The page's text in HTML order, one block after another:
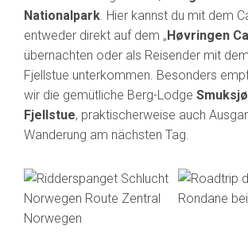
Nationalpark. Hier kannst du mit dem
entweder direkt auf dem „Høvringen
übernachten oder als Reisender mit
Fjellstue unterkommen. Besonders
wir die gemütliche Berg-Lodge
Fjellstue, praktischerweise auch
Wanderung am nächsten Tag.